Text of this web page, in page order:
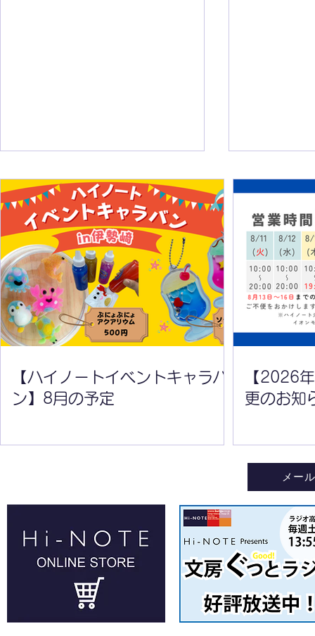
【ハイノートイベントキャラ
バン】8月の予定
【2026年
変更のお知
【ハイノートイベントキャラバ
ン】8月の予定
【2026
更のお知
メー